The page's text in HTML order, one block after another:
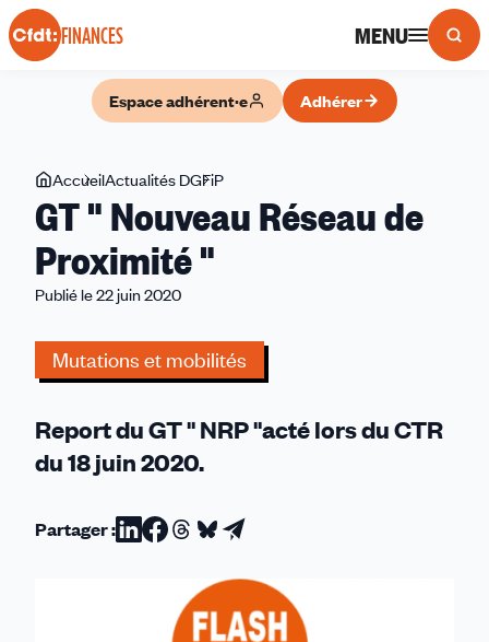
Panneau de gestion des cookies
FINANCES MENU
Espace adhérent·e Adhérer
Vous
êtes
ici
AccueilActualités DGFiP
"
GT " Nouveau Réseau de
Proximité "
Publié le 22 juin 2020
Mutations et mobilités
Report du GT " NRP "acté lors du CTR
du 18 juin 2020.
Partager :Partager
Linkedin
Partager
Facebook
Partager
Threads
Partager
sur
Bluesky
Partager
par
email